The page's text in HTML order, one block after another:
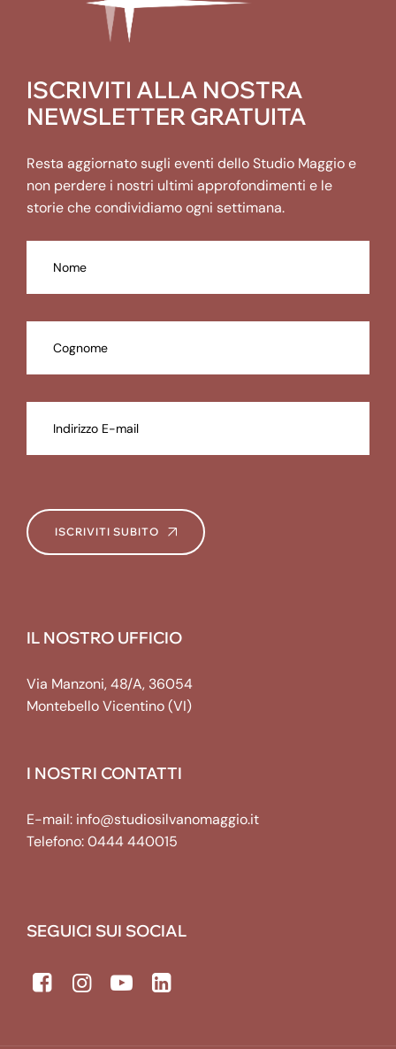
ISCRIVITI ALLA NOSTRA
NEWSLETTER GRATUITA
Resta aggiornato sugli eventi dello Studio Maggio e
non perdere i nostri ultimi approfondimenti e le
storie che condividiamo ogni settimana.
ISCRIVITI SUBITO
IL NOSTRO UFFICIO
Via Manzoni, 48/A, 36054
Montebello Vicentino (VI)
I NOSTRI CONTATTI
E-mail: info@studiosilvanomaggio.it
Telefono:0444 440015
SEGUICI SUI SOCIAL